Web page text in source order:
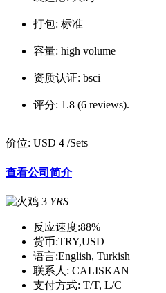
打包: 标准
容量: high volume
资质认证: bsci
评分: 1.8 (6 reviews).
价位: USD 4 /Sets
查看公司简介
3 YRS
反应速度:88%
货币:TRY,USD
语言:English, Turkish
联系人: CALISKAN
支付方式: T/T, L/C